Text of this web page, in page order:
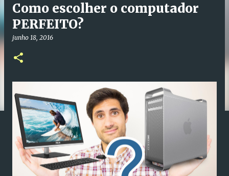
Como escolher o computador
PERFEITO?
junho 18, 2016